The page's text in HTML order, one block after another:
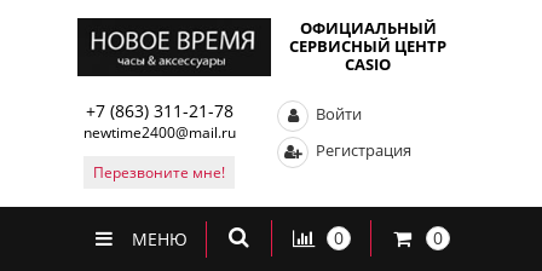
ОФИЦИАЛЬНЫЙ
СЕРВИСНЫЙ ЦЕНТР
CASIO
+7 (863) 311-21-78
newtime2400@mail.ru
Перезвоните мне!
Войти
Регистрация
МЕНЮ 0 0